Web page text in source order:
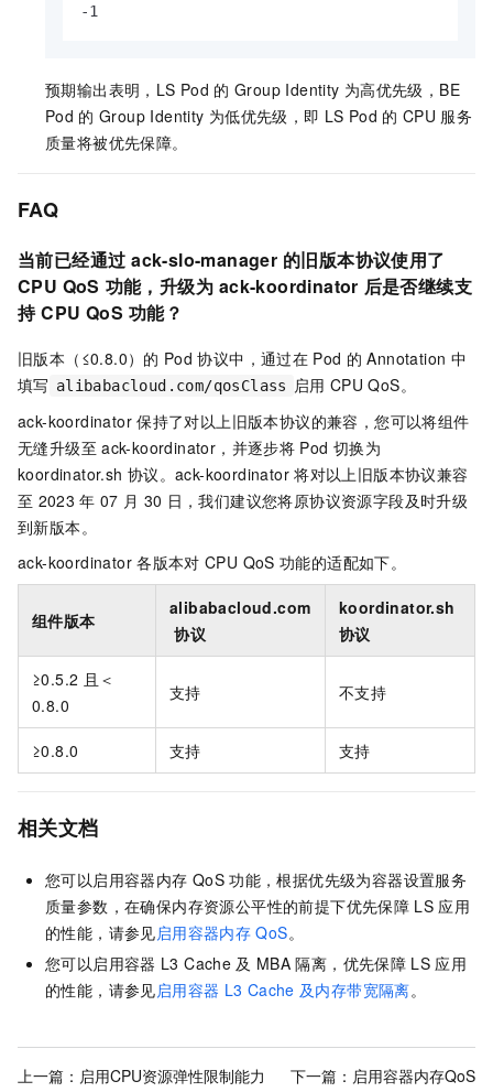
-1
预期输出表明，LS Pod 的 Group Identity 为高优先级，BE
Pod 的 Group Identity 为低优先级，即 LS Pod 的 CPU 服务
质量将被优先保障。
FAQ
当前已经通过 ack-slo-manager 的旧版本协议使用了
CPU QoS 功能，升级为 ack-koordinator 后是否继续支
持 CPU QoS 功能？
旧版本（≤0.8.0）的 Pod 协议中，通过在 Pod 的 Annotation 中
填写 alibabacloud.com/qosClass 启用 CPU QoS。
ack-koordinator 保持了对以上旧版本协议的兼容，您可以将组件
无缝升级至 ack-koordinator ，并逐步将 Pod 切换为
koordinator.sh 协议。 ack-koordinator 将对以上旧版本协议兼容
至 2023 年 07 月 30 日，我们建议您将原协议资源字段及时升级
到新版本。
ack-koordinator 各版本对 CPU QoS 功能的适配如下。
组件版本
alibabacloud.com
协议
koordinator.sh
协议
≥0.5.2 且＜
0.8.0
支持 不支持
≥0.8.0 支持 支持
相关文档
您可以启用容器内存 QoS 功能，根据优先级为容器设置服务
质量参数，在确保内存资源公平性的前提下优先保障 LS 应用
的性能，请参见启用容器内存 QoS。
您可以启用容器 L3 Cache 及 MBA 隔离，优先保障 LS 应用
的性能，请参见启用容器 L3 Cache 及内存带宽隔离。
上一篇： 启用CPU资源弹性限制能力 下一篇： 启用容器内存QoS